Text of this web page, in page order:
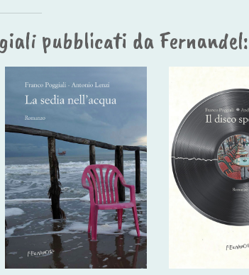
pubblicati da Fernandel: